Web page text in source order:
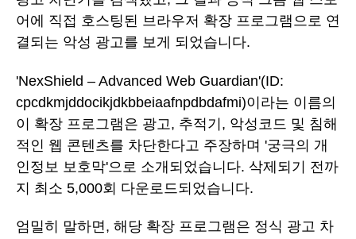
어에 직접 호스팅된 브라우저 확장 프로그램으로 연
결되는 악성 광고를 보게 되었습니다.
'NexShield – Advanced Web Guardian'(ID:
cpcdkmjddocikjdkbbeiaafnpdbdafmi)이라는 이름의
이 확장 프로그램은 광고, 추적기, 악성코드 및 침해
적인 웹 콘텐츠를 차단한다고 주장하며 '궁극의 개
인정보 보호막'으로 소개되었습니다. 삭제되기 전까
지 최소 5,000회 다운로드되었습니다.
엄밀히 말하면, 해당 확장 프로그램은 정식 광고 차